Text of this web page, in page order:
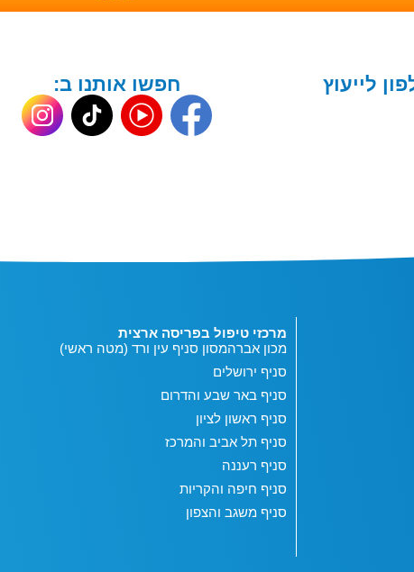
לייעוץ חפשו אותנו ב:
מרכזי טיפול בפריסה ארצית
מכון אברהמסון סניף עין ורד (מטה ראשי)
סניף ירושלים
סניף באר שבע והדרום
סניף ראשון לציון
סניף תל אביב והמרכז
סניף רעננה
סניף חיפה והקריות
סניף משגב והצפון